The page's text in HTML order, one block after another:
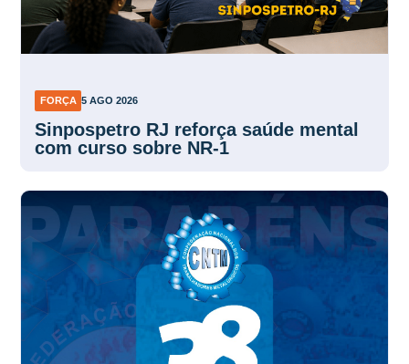
FORÇA 5 AGO 2026
Sinpospetro RJ reforça saúde mental
com curso sobre NR-1